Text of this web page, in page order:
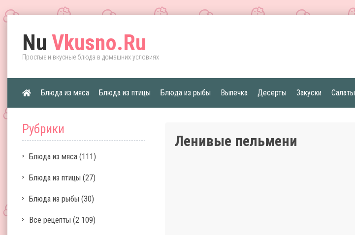
Nu Vkusno.Ru
Простые и вкусные блюда в домашних условиях
Блюда из мяса Блюда из птицы Блюда из рыбы Выпечка Десерты Закуски Салаты
Рубрики
Блюда из мяса (111)
Блюда из птицы (27)
Блюда из рыбы (30)
Все рецепты (2 109)
Ленивые пельмени